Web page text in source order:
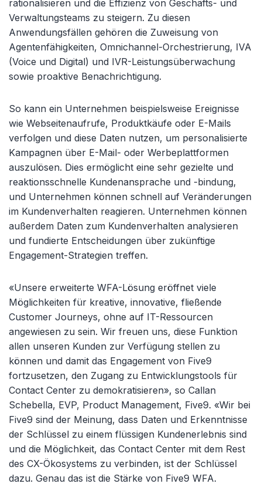
rationalisieren und die Effizienz von Geschäfts- und
Verwaltungsteams zu steigern. Zu diesen
Anwendungsfällen gehören die Zuweisung von
Agentenfähigkeiten, Omnichannel-Orchestrierung, IVA
(Voice und Digital) und IVR-Leistungsüberwachung
sowie proaktive Benachrichtigung.
So kann ein Unternehmen beispielsweise Ereignisse
wie Webseitenaufrufe, Produktkäufe oder E-Mails
verfolgen und diese Daten nutzen, um personalisierte
Kampagnen über E-Mail- oder Werbeplattformen
auszulösen. Dies ermöglicht eine sehr gezielte und
reaktionsschnelle Kundenansprache und -bindung,
und Unternehmen können schnell auf Veränderungen
im Kundenverhalten reagieren. Unternehmen können
außerdem Daten zum Kundenverhalten analysieren
und fundierte Entscheidungen über zukünftige
Engagement-Strategien treffen.
«Unsere erweiterte WFA-Lösung eröffnet viele
Möglichkeiten für kreative, innovative, fließende
Customer Journeys, ohne auf IT-Ressourcen
angewiesen zu sein. Wir freuen uns, diese Funktion
allen unseren Kunden zur Verfügung stellen zu
können und damit das Engagement von Five9
fortzusetzen, den Zugang zu Entwicklungstools für
Contact Center zu demokratisieren», so Callan
Schebella, EVP, Product Management, Five9. «Wir bei
Five9 sind der Meinung, dass Daten und Erkenntnisse
der Schlüssel zu einem flüssigen Kundenerlebnis sind
und die Möglichkeit, das Contact Center mit dem Rest
des CX-Ökosystems zu verbinden, ist der Schlüssel
dazu. Genau das ist die Stärke von Five9 WFA.